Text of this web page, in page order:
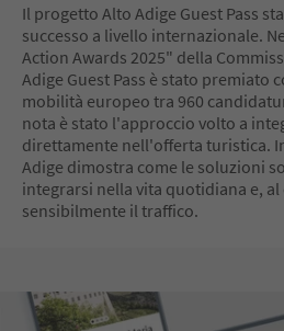
Il progetto Alto Adige Guest Pass
successo a livello internazionale.
Action Awards 2025" della
Adige Guest Pass è stato premiato
mobilità europeo tra 960
nota è stato l'approccio volto a
direttamente nell'offerta turistica.
Adige dimostra come le soluzioni
integrarsi nella vita quotidiana e,
sensibilmente il traffico.